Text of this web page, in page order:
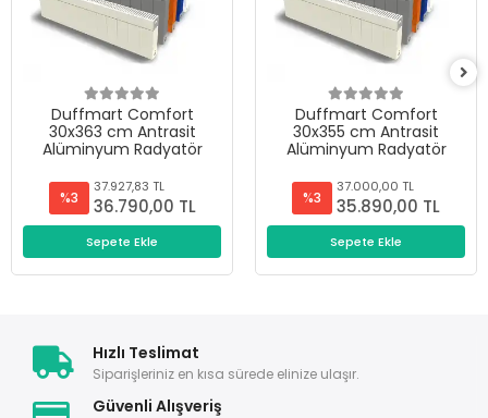
Duffmart Comfort
30x363 cm Antrasit
Alüminyum Radyatör
%3
37.927,83 TL
36.790,00 TL
Sepete Ekle
Duffmart Comfort
30x355 cm Antrasit
Alüminyum Radyatör
%3
37.000,00 TL
35.890,00 TL
Sepete Ekle
Hızlı Teslimat
Siparişleriniz en kısa sürede elinize ulaşır.
Güvenli Alışveriş